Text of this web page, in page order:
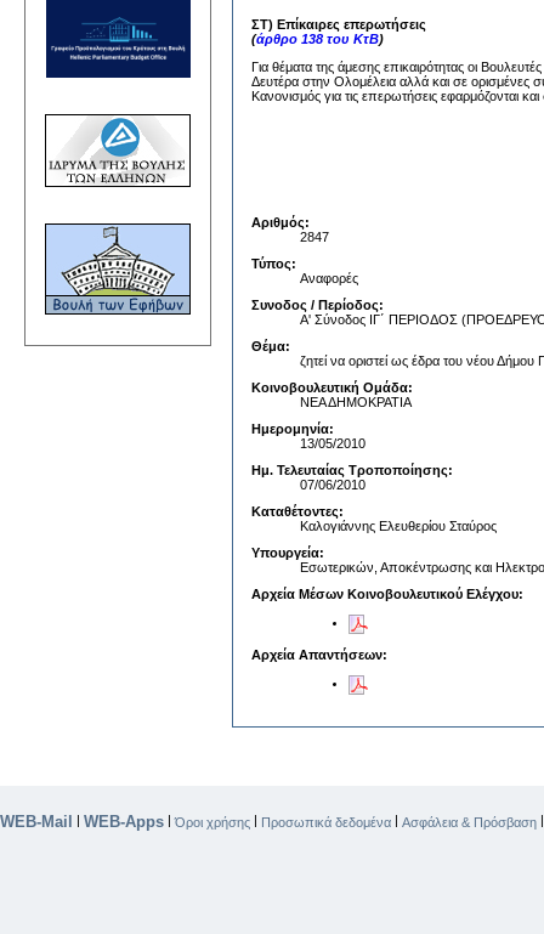
ΣΤ) Επίκαιρες επερωτήσεις
(άρθρο 138 του ΚτΒ)
Για θέματα της άμεσης επικαιρότητας οι
Δευτέρα στην Ολομέλεια αλλά και σε ορισμένες
Κανονισμός για τις επερωτήσεις εφαρμόζονται
Αριθμός:
2847
Τύπος:
Αναφορές
Συνοδος / Περίοδος:
Α' Σύνοδος ΙΓ΄ ΠΕΡΙΟΔΟΣ
Θέμα:
ζητεί να οριστεί ως έδρα του νέου
Κοινοβουλευτική Ομάδα:
ΝΕΑ ΔΗΜΟΚΡΑΤΙΑ
Ημερομηνία:
13/05/2010
Ημ. Τελευταίας Τροποποίησης:
07/06/2010
Καταθέτοντες:
Καλογιάννης Ελευθερίου Σταύρος
Υπουργεία:
Εσωτερικών, Αποκέντρωσης και
Αρχεία Μέσων Κοινοβουλευτικού Ελέγχου:
Αρχεία Απαντήσεων:
WEB-Mail WEB-Apps |Όροι χρήσης Προσωπικά δεδομένα Ασφάλεια & Πρόσβαση